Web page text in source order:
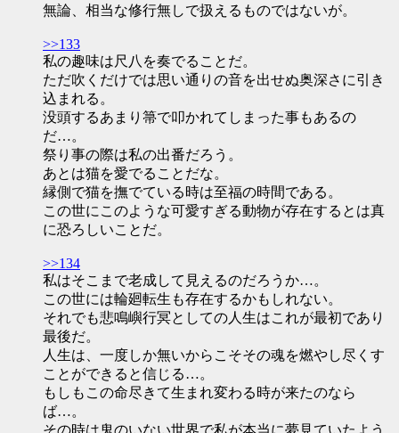
無論、相当な修行無しで扱えるものではないが。
>>133
私の趣味は尺八を奏でることだ。
ただ吹くだけでは思い通りの音を出せぬ奥深さに引き
込まれる。
没頭するあまり箒で叩かれてしまった事もあるの
だ…。
祭り事の際は私の出番だろう。
あとは猫を愛でることだな。
縁側で猫を撫でている時は至福の時間である。
この世にこのような可愛すぎる動物が存在するとは真
に恐ろしいことだ。
>>134
私はそこまで老成して見えるのだろうか…。
この世には輪廻転生も存在するかもしれない。
それでも悲鳴嶼行冥としての人生はこれが最初であり
最後だ。
人生は、一度しか無いからこそその魂を燃やし尽くす
ことができると信じる…。
もしもこの命尽きて生まれ変わる時が来たのなら
ば…。
その時は鬼のいない世界で私が本当に夢見ていたよう